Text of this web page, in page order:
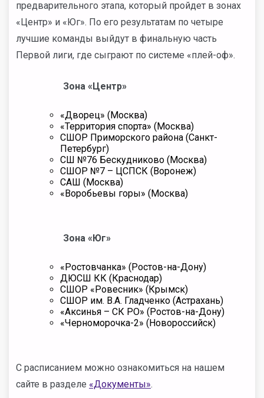
предварительного этапа, который пройдет в зонах
«Центр» и «Юг». По его результатам по четыре
лучшие команды выйдут в финальную часть
Первой лиги, где сыграют по системе «плей-оф».
Зона «Центр»
«Дворец» (Москва)
«Территория спорта» (Москва)
СШОР Приморского района (Санкт-
Петербург)
СШ №76 Бескудниково (Москва)
СШОР №7 – ЦСПСК (Воронеж)
САШ (Москва)
«Воробьевы горы» (Москва)
Зона «Юг»
«Ростовчанка» (Ростов-на-Дону)
ДЮСШ КК (Краснодар)
СШОР «Ровесник» (Крымск)
СШОР им. В.А. Гладченко (Астрахань)
«Аксинья – СК РО» (Ростов-на-Дону)
«Черноморочка-2» (Новороссийск)
С расписанием можно ознакомиться на нашем
сайте в разделе «Документы».